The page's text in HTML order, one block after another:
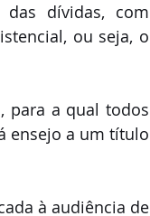
das dívidas, com
ou seja, o
para a qual todos
ensejo a um título
à audiência de